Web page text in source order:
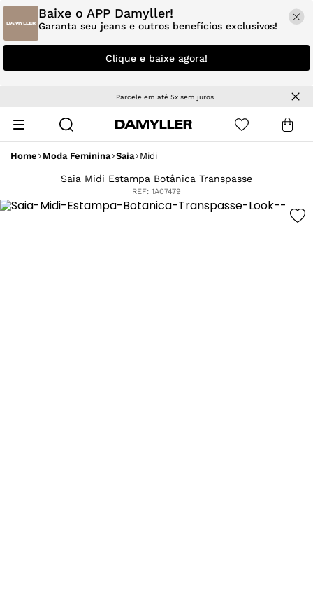
Baixe o APP Damyller!
Garanta seu jeans e outros benefícios exclusivos!
Clique e baixe agora!
Parcele em até 5x sem juros
Home Moda Feminina Saia Midi
Saia Midi Estampa Botânica Transpasse
REF: 1A07479